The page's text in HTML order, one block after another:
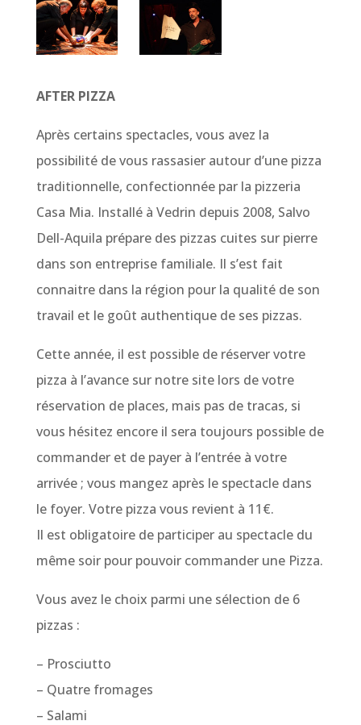
AFTER PIZZA
Après certains spectacles, vous avez la
possibilité de vous rassasier autour d’une pizza
traditionnelle, confectionnée par la pizzeria
Casa Mia. Installé à Vedrin depuis 2008, Salvo
Dell-Aquila prépare des pizzas cuites sur pierre
dans son entreprise familiale. Il s’est fait
connaitre dans la région pour la qualité de son
travail et le goût authentique de ses pizzas.
Cette année, il est possible de réserver votre
pizza à l’avance sur notre site lors de votre
réservation de places, mais pas de tracas, si
vous hésitez encore il sera toujours possible de
commander et de payer à l’entrée à votre
arrivée ; vous mangez après le spectacle dans
le foyer. Votre pizza vous revient à 11€.
Il est obligatoire de participer au spectacle du
même soir pour pouvoir commander une Pizza.
Vous avez le choix parmi une sélection de 6
pizzas :
– Prosciutto
– Quatre fromages
– Salami